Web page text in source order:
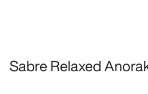
Sabre Relaxed